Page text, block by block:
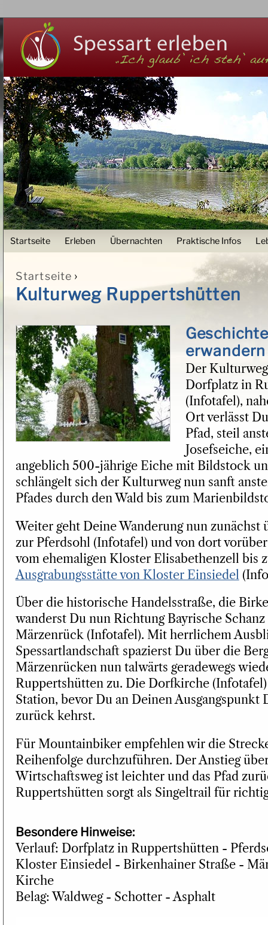
User menu
Startseite Erleben Übernachten Praktische Infos
Sie sind hier
Startseite ›
Kulturweg Ruppertshütten
erwandern
Der
Dorfplatz in
(Infotafel),
Ort verlässt
Pfad, steil
Josefseiche,
angeblich 500-jährige Eiche mit Bildstock
schlängelt sich der Kulturweg nun sanft
Pfades durch den Wald bis zum
Weiter geht Deine Wanderung nun zunächst
zur Pferdsohl (Infotafel) und von dort
vom ehemaligen Kloster Elisabethenzell bis
Ausgrabungsstätte von Kloster Einsiedel
Über die historische Handelsstraße, die
wanderst Du nun Richtung Bayrische
Märzenrück (Infotafel). Mit herrlichem
Spessartlandschaft spazierst Du über die
Märzenrücken nun talwärts geradewegs
Ruppertshütten zu. Die Dorfkirche
Station, bevor Du an Deinen Ausgangspunkt
zurück kehrst.
Für Mountainbiker empfehlen wir die
Reihenfolge durchzuführen. Der Anstieg
Wirtschaftsweg ist leichter und das Pfad
Ruppertshütten sorgt als Singeltrail für
Besondere Hinweise:
Verlauf: Dorfplatz in Ruppertshütten -
Kloster Einsiedel - Birkenhainer Straße -
Kirche
Belag: Waldweg - Schotter - Asphalt